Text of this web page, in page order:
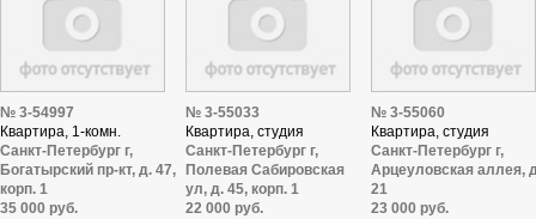
№ 3-54997
Квартира, 1-комн.
Санкт-Петербург г,
Богатырский пр-кт, д. 47,
корп. 1
35 000 руб.
№ 3-55033
Квартира, студия
Санкт-Петербург г,
Полевая Сабировская
ул, д. 45, корп. 1
22 000 руб.
№ 3-55060
Квартира, студия
Санкт-Петербург г,
Арцеуловская аллея,
21
23 000 руб.